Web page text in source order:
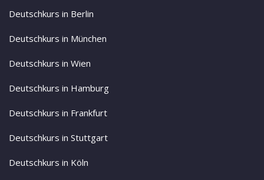
Deutschkurs in Berlin
Deutschkurs in München
Deutschkurs in Wien
Deutschkurs in Hamburg
Deutschkurs in Frankfurt
Deutschkurs in Stuttgart
Deutschkurs in Köln